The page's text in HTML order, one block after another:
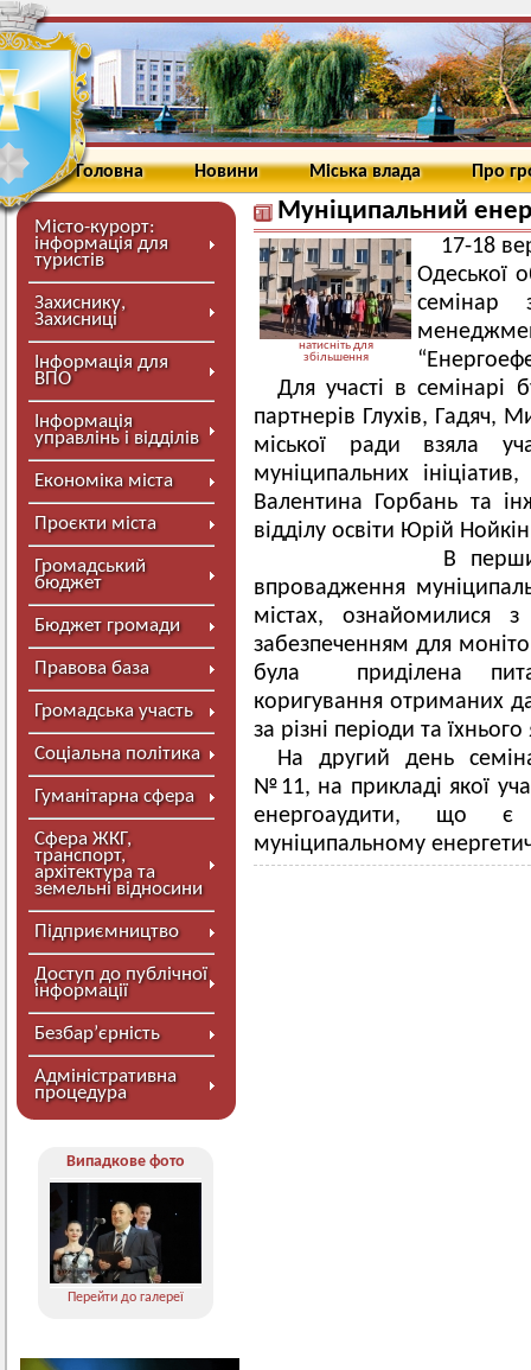
Головна Новини Міська влада Про
Місто-курорт:
інформація для
туристів
Захиснику,
Захисниці
Інформація для
ВПО
Інформація
управлінь і відділів
Економіка міста
Проєкти міста
Громадський
бюджет
Бюджет громади
Правова база
Громадська участь
Соціальна політика
Гуманітарна сфера
Сфера ЖКГ,
транспорт,
архітектура та
земельні відносини
Підприємництво
Доступ до публічної
інформації
Безбар’єрність
Адміністративна
процедура
Випадкове фото
Перейти до галереї
Муніципальний
натисніть для
збільшення
17-18
Одеської
семінар
Для участі в семінарі
партнерів Глухів, Гадяч,
міської ради взяла
муніципальних
Валентина Горбань та
відділу освіти Юрій
В перший день
впровадження
містах, ознайомилися
забезпеченням для
була приділена
коригування отриманих
за різні періоди та їхнього
На другий день
№11, на прикладі якої
енергоаудити, що є
муніципальному